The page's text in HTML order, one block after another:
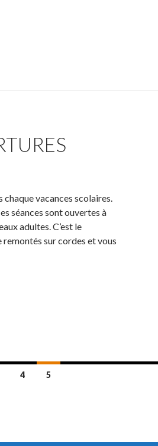
chaque vacances scolaires.
séances sont ouvertes à
adultes. C’est le
sur cordes et vous
4 5